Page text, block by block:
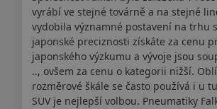
vyrábí ve stejné továrně a na stejné
vydobila významné postavení na trhu
japonské preciznosti získáte za cenu
japonského výzkumu a vývoje jsou
.., ovšem za cenu o kategorii nižší.
rozměrové škále se často používá i u
SUV je nejlepší volbou. Pneumatiky